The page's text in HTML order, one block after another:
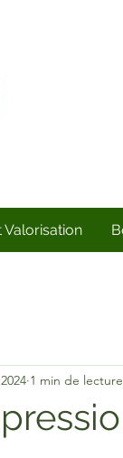
Valorisation
1 min de lecture